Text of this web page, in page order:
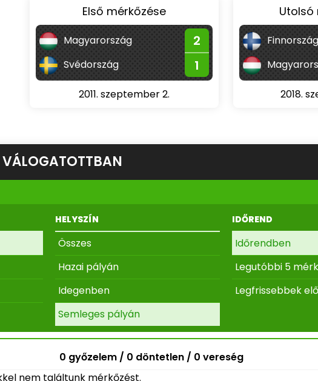
Első mérkőzése
Magyarország 2
Svédország 1
2011. szeptember 2.
Utolsó
Finnország
2018.
HELYSZÍN
Összes
Hazai pályán
Idegenben
Semleges pályán
IDŐREND
Időrendben
Legutóbbi 5
Legfrissebbek
0 győzelem / 0 döntetlen / 0 vereség
nem találtunk mérkőzést.